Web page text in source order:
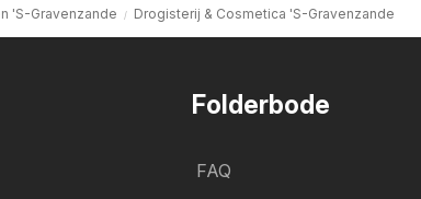
'S-Gravenzande Drogisterij & Cosmetica 'S-Gravenzande
Folderbode
FAQ